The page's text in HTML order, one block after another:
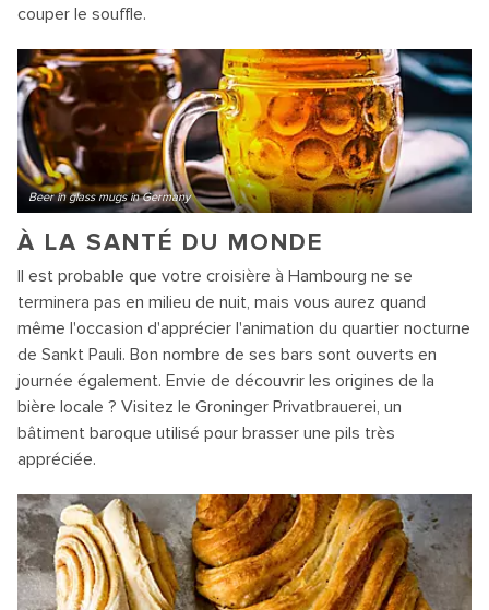
couper le souffle.
Beer in glass mugs in Germany
À LA SANTÉ DU MONDE
Il est probable que votre croisière à Hambourg ne se
terminera pas en milieu de nuit, mais vous aurez quand
même l'occasion d'apprécier l'animation du quartier nocturne
de Sankt Pauli. Bon nombre de ses bars sont ouverts en
journée également. Envie de découvrir les origines de la
bière locale ? Visitez le Groninger Privatbrauerei, un
bâtiment baroque utilisé pour brasser une pils très
appréciée.